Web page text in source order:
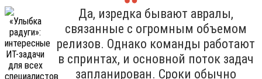
Да, изредка бывают авралы,
связанные с огромным объемом
релизов. Однако команды работают
в спринтах, и основной поток задач
запланирован. Сроки обычно